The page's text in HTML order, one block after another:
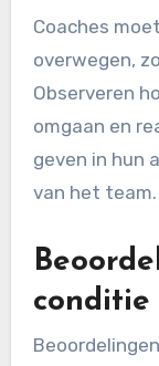
Coaches
overwegen,
Observeren
omgaan en
geven in hun
van het team.
conditie